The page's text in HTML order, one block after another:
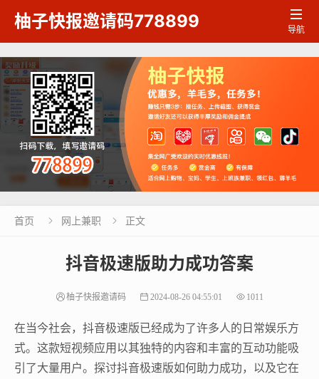
柚子快报邀请码778899 
导航
首页  网上兼职  正文
抖音极速版助力成功答案
柚子快报邀请码 2024-08-26 04:55:01 1011
在当今社会，抖音极速版已经成为了许多人的日常娱乐方
式。这款短视频应用以其独特的内容和丰富的互动功能吸
引了大量用户。探讨抖音极速版如何助力成功，以及它在